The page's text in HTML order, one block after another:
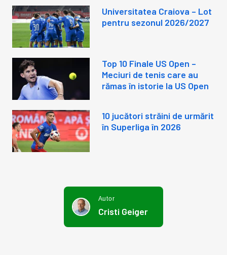
Universitatea Craiova – Lot
pentru sezonul 2026/2027
Top 10 Finale US Open –
Meciuri de tenis care au
rămas în istorie la US Open
10 jucători străini de urmărit
în Superliga în 2026
Autor
Cristi Geiger